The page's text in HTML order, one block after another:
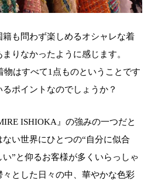
も問わず楽しめるオシャレな着
りなかったように感じます。
物はすべて1点ものということです
ポイントなのでしょうか？
ISHIOKA』の強みの一つだと
い世界にひとつの“自分に似合
”と仰るお客様が多くいらっしゃ
とした日々の中、華やかな色彩